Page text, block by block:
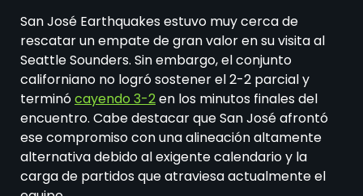
San José Earthquakes estuvo muy cerca de
rescatar un empate de gran valor en su visita al
Seattle Sounders. Sin embargo, el conjunto
californiano no logró sostener el 2-2 parcial y
terminócayendo 3-2en los minutos finales del
encuentro. Cabe destacar que San José afrontó
ese compromiso con una alineación altamente
alternativa debido al exigente calendario y la
carga de partidos que atraviesa actualmente el